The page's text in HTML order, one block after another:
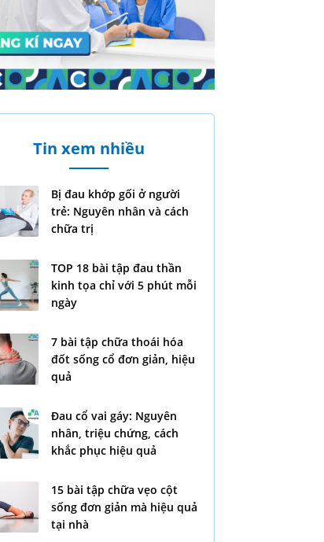
Tin xem nhiều
Bị đau khớp gối ở người
trẻ: Nguyên nhân và cách
chữa trị
TOP 18 bài tập đau thần
kinh tọa chỉ với 5 phút mỗi
ngày
7 bài tập chữa thoái hóa
đốt sống cổ đơn giản, hiệu
quả
Đau cổ vai gáy: Nguyên
nhân, triệu chứng, cách
khắc phục hiệu quả
15 bài tập chữa vẹo cột
sống đơn giản mà hiệu quả
tại nhà